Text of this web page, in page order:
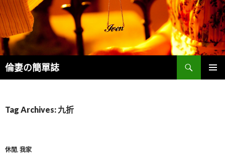
倫妻の簡單誌
Search
Tag Archives: 九折
休閒, 我家